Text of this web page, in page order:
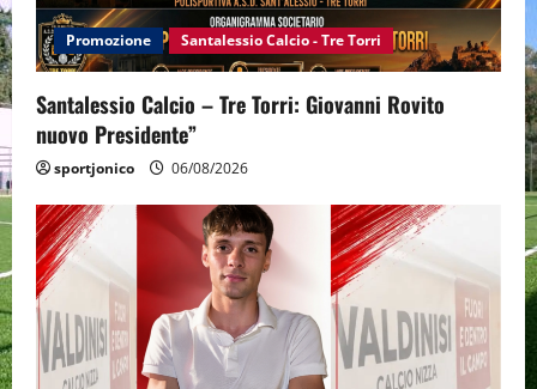
Promozione Santalessio Calcio - Tre Torri
Santalessio Calcio – Tre Torri: Giovanni Rovito
nuovo Presidente”
sportjonico 06/08/2026